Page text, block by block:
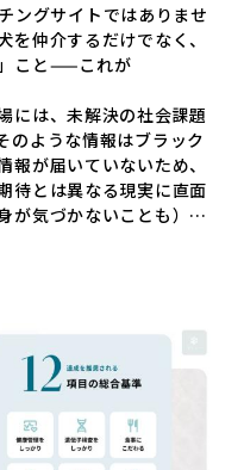
ングサイトではありませ
仲介するだけでなく、
」こと——これが
には、未解決の社会課題
のような情報はブラック
が届いていないため、
待とは異なる現実に直面
が気づかないことも）。
たり、またブリーダー
した問題は、消費者にと
ん自身にとっても非常に
安心して選べる場所を提
では、ワンち
リーダー」のみを独自の